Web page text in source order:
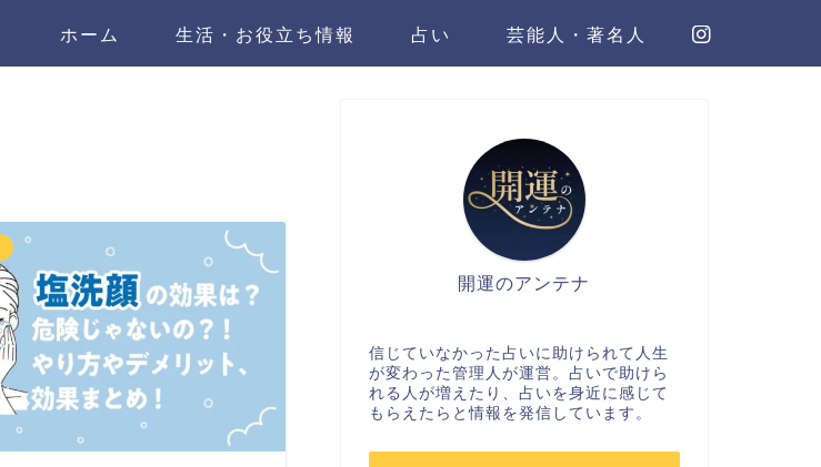
ホーム 生活・お役立ち情報 占い 芸能人・著名人
開運のアンテナ
信じていなかった占いに助けられて人生
が変わった管理人が運営。占いで助けら
れる人が増えたり、占いを身近に感じて
もらえたらと情報を発信しています。